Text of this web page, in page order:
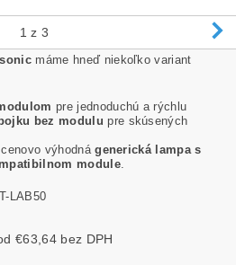
1 z 3
máme hneď niekoľko variant
pre jednoduchú a rýchlu
bez modulu pre skúsených
výhodnágenerická lampa s
module.
LAB50
od €63,64 bez DPH